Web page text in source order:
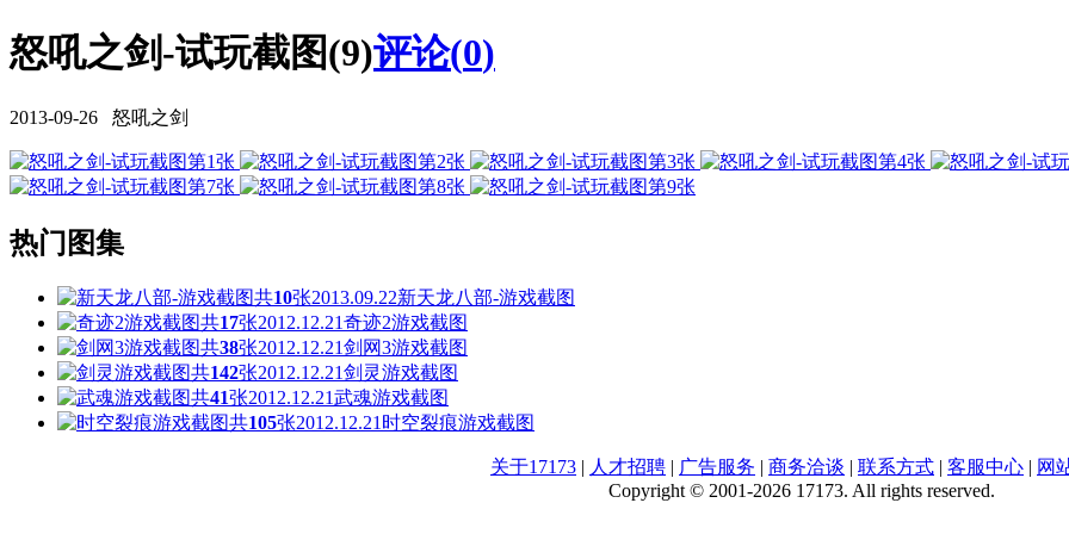
怒吼之剑-试玩截图(9)评论(0)
2013-09-26 怒吼之剑
热门图集
共10张2013.09.22新天龙八部-游戏截图
共17张2012.12.21奇迹2游戏截图
共38张2012.12.21剑网3游戏截图
共142张2012.12.21剑灵游戏截图
共41张2012.12.21武魂游戏截图
共105张2012.12.21 时空裂痕游戏截图
关于17173 | 人才招聘 | 广告服务 | 商务洽谈 | 联系方式 | 客服中心 | 网
Copyright © 2001-2026 17173. All rights reserved.